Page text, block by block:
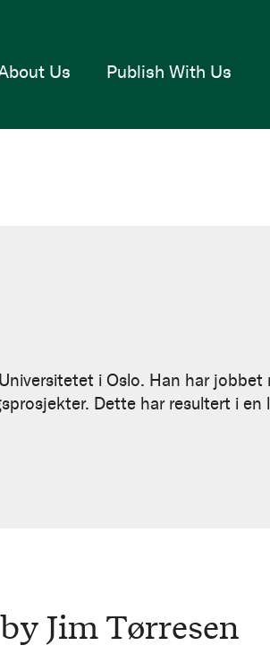
Us Publish With Us
i Oslo. Han har
Dette har resultert i en
Jim Tørresen